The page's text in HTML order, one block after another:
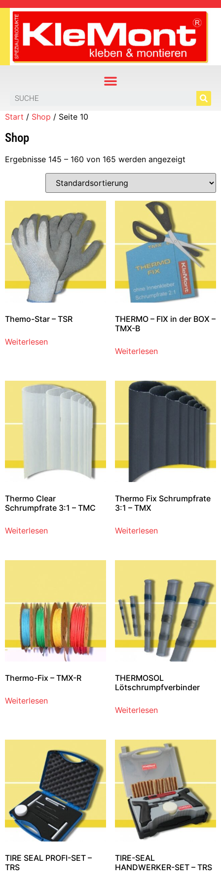
Start / Shop / Seite 10
Shop
Ergebnisse 145 – 160 von 165 werden angezeigt
Themo-Star – TSR
Weiterlesen
THERMO – FIX in der BOX –
TMX-B
Weiterlesen
Thermo Clear
Schrumpfrate 3:1 – TMC
Weiterlesen
Thermo Fix Schrumpfrate
3:1 – TMX
Weiterlesen
Thermo-Fix – TMX-R
Weiterlesen
THERMOSOL
Lötschrumpfverbinder
Weiterlesen
TIRE SEAL PROFI-SET –
TRS
TIRE-SEAL
HANDWERKER-SET – TRS